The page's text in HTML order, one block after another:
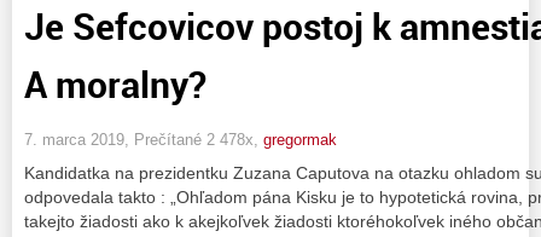
Je Sefcovicov postoj k
A moralny?
7. marca 2019, Prečítané 2 478x, gregormak
Kandidatka na prezidentku Zuzana Caputova na otazku ohladom
odpovedala takto : „Ohľadom pána Kisku je to hypotetická rovina,
takejto žiadosti ako k akejkoľvek žiadosti ktoréhokoľvek iného